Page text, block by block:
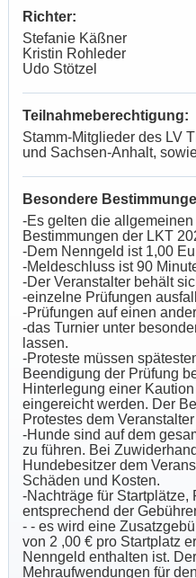
Richter:
Stefanie Käßner
Kristin Rohleder
Udo Stötzel
Teilnahmeberechtigung:
Stamm-Mitglieder des LV
und Sachsen-Anhalt,
Besondere
-Es gelten die
Bestimmungen der LKT
-Dem Nenngeld ist 1,00
-Meldeschluss ist 90
-Der Veranstalter behält
-einzelne Prüfungen
-Prüfungen auf einen
-das Turnier unter
lassen.
-Proteste müssen
Beendigung der Prüfung
Hinterlegung einer
eingereicht werden. Der
Protestes dem
-Hunde sind auf dem
zu führen. Bei
Hundebesitzer dem
Schäden und Kosten.
-Nachträge für Startplätze,
entsprechend der
- - es wird eine
von 2 ,00 € pro Startplatz
Nenngeld enthalten ist.
Mehraufwendungen für